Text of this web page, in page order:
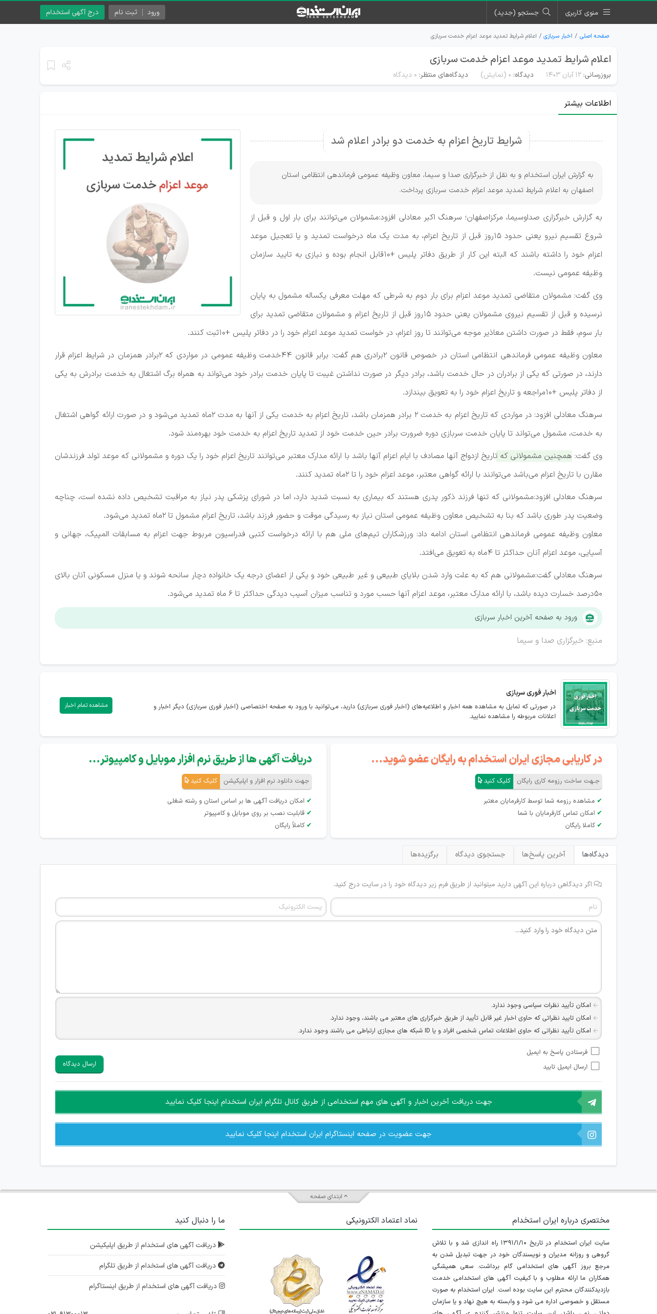
منوی کاربری جستجو (جدید) درج آگهی استخدام ورود ثبت نام
صفحه اصلی اخبار سربازی اعلام شرایط تمدید موعد اعزام خدمت سربازی
اعلام شرایط تمدید موعد اعزام خدمت سربازی
بروزرسانی: ۱۲ آبان ۱۴۰۳ دیدگاه: 0 (نمایش) دیدگاه‌های منتظر: ۰ دیدگاه
اطلاعات بیشتر
شرایط تاریخ اعزام به خدمت دو برادر اعلام شد
به گزارش ایران استخدام و به نقل از خبرگزاری صدا و سیما، معاون وظیفه عمومی فرماندهی انتظامی استان
اصفهان به اعلام شرایط تمدید موعد اعزام خدمت سربازی پرداخت.
به گزارش خبرگزاری صداوسیما، مرکزاصفهان؛ سرهنگ اکبر معادلی افزود:مشمولان می‌توانند برای بار اول و قبل از
شروع تقسیم نیرو یعنی حدود ۱۵روز قبل از تاریخ اعزام، به مدت یک ماه درخواست تمدید و یا تعجیل موعد
اعزام خود را داشته باشند که البته این کار از طریق دفاتر پلیس +۱۰قابل انجام بوده و نیازی به تایید سازمان
وظیفه عمومی نیست.
وی گفت: مشمولان متقاضی تمدید موعد اعزام برای بار دوم به شرطی که مهلت معرفی یکساله مشمول به پایان
نرسیده و قبل از تقسیم نیروی مشمولان یعنی حدود ۱۵روز قبل از تاریخ اعزام و مشمولان متقاضی تمدید برای
بار سوم، فقط در صورت داشتن معاذیر موجه می‌توانند تا روز اعزام، در خواست تمدید موعد اعزام خود را در دفاتر پلیس +۱۰ثبت کنند.
معاون وظیفه عمومی فرماندهی انتظامی استان در خصوص قانون ۲برادری هم گفت: برابر قانون ۴۴خدمت وظیفه عمومی در مواردی که ۲برادر همزمان در شرایط اعزام قرار
دارند، در صورتی که یکی از برادران در حال خدمت باشد، برادر دیگر در صورت نداشتن غیبت تا پایان خدمت برادر خود می‌تواند به همراه برگ اشتغال به خدمت برادرش به یکی
از دفاتر پلیس +۱۰مراجعه و تاریخ اعزام خود را به تعویق بیندازد.
سرهنگ معادلی افزود: در مواردی که تاریخ اعزام به خدمت ۲ برادر همزمان باشد، تاریخ اعزام به خدمت یکی از آنها به مدت ۲ماه تمدید می‌شود و در صورت ارائه گواهی اشتغال
به خدمت، مشمول می‌تواند تا پایان خدمت سربازی دوره ضرورت برادر حین خدمت خود از تمدید تاریخ اعزام به خدمت خود بهره‌مند شود.
وی گفت: همچنین مشمولانی که تاریخ ازدواج آنها مصادف با ایام اعزام آنها باشد با ارائه مدارک معتبر می‌توانند تاریخ اعزام خود را یک دوره و مشمولانی که موعد تولد فرزندشان
مقارن با تاریخ اعزام می‌باشد می‌توانند با ارائه گواهی معتبر، موعد اعزام خود را تا ۲ماه تمدید کنند.
سرهنگ معادلی افزود:مشمولانی که تنها فرزند ذکور پدری هستند که بیماری به نسبت شدید دارد، اما در شورای پزشکی پدر نیاز به مراقبت تشخیص داده نشده است، چناچه
وضعیت پدر طوری باشد که بنا به تشخیص معاون وظیفه عمومی استان نیاز به رسیدگی موقت و حضور فرزند باشد، تاریخ اعزام مشمول تا ۲ماه تمدید می‌شود.
معاون وظیفه عمومی فرماندهی انتظامی استان ادامه داد: ورزشکاران تیم‌های ملی هم با ارائه درخواست کتبی فدراسیون مربوط جهت اعزام به مسابقات المپیک، جهانی و
آسیایی، موعد اعزام آنان حداکثر تا ۴ماه به تعویق می‌افتد.
سرهنگ معادلی گفت:مشمولانی هم که به علت وارد شدن بلایای طبیعی و غیر طبیعی خود و یکی از اعضای درجه یک خانواده دچار سانحه شوند و یا منزل مسکونی آنان بالای
۵۰درصد خسارت دیده باشد، با ارائه مدارک معتبر، موعد اعزام آنها حسب مورد و تناسب میزان آسیب دیدگی حداکثر تا 6 ماه تمدید می‌شود.
ورود به صفحه آخرین اخبار سربازی
منبع: خبرگزاری صدا و سیما
اخبار فوری سربازی
در صورتی که تمایل به مشاهده همه اخبار و اطلاعیه‌های (اخبار فوری سربازی) دارید، می‌توانید با ورود به صفحه اختصاصی (اخبار فوری سربازی) دیگر اخبار و
اعلانات مربوطه را مشاهده نمایید.
مشاهده تمام اخبار
در کاریابی مجازی ایران استخدام به رایگان عضو شوید...
جـهت ساخت رزومه کاری رایگان کلیک کنید
✔ مشاهده رزومه شما توسط کارفرمایان معتبر
✔ امکان تماس کارفرمایان با شما
✔ کاملا رایگان
دریافت آگهی ها از طریق نرم افزار موبایل و کامپیوتر...
جهت دانلود نرم افزار و اپلیکیشن کلیک کنید
✔ امکان دریافت آگهی ها بر اساس استان و رشته شغلی
✔ قابلیت نصب بر روی موبایل و کامپیوتر
✔ کاملاً رایگان
دیدگاه‌ها آخرین پاسخ‌ها جستجوی دیدگاه برگزیده‌ها
اگر دیدگاهی درباره این آگهی دارید میتوانید از طریق فرم زیر دیدگاه خود را در سایت درج کنید.
امکان تأیید نظرات سیاسی وجود ندارد.
امکان تایید نظراتی که حاوی اخبار غیر قابل تأیید از طریق خبرگزاری های معتبر می باشند، وجود ندارد.
امکان تأیید نظراتی که حاوی اطلاعات تماس شخصی افراد و یا ID شبکه های مجازی ارتباطی می باشند وجود ندارد.
هرگونه تحریک، تحقیر و کنایه به سایر افراد (مسئول و غیر مسئول) غیر مجاز می باشد.
امکان هماهنگی برای هرگونه ملاقات حضوری چه به صورت دسته جمعی و چه فردی توسط کاربران سایت وجود ندارد.
فرستادن پاسخ به ایمیل
ارسال ایمیل تایید
ارسال دیدگاه
جهت دریافت آخرین اخبار و آگهی های مهم استخدامی از طریق کانال تلگرام ایران استخدام اینجا کلیک نمایید
جهت عضویت در صفحه اینستاگرام ایران استخدام اینجا کلیک نمایید
ابتدای صفحه
مختصری درباره ایران استخدام
سایت ایران استخدام در تاریخ ۱۳۹۱/۱/۱۰ راه اندازی شد و با تلاش
گروهی و روزانه مدیران و نویسندگان خود در جهت تبدیل شدن به
مرجع بروز آگهی های استخدامی گام برداشت. سعی همیشگی
همکاران ما ارائه مطلوب و با کیفیت آگهی های استخدامی خدمت
بازدیدکنندگان محترم این سایت بوده است. ایران استخدام به صورت
مستقل و خصوصی اداره می شود و وابسته به هیچ نهاد و یا سازمان
نماد اعتماد الکترونیکی ما را دنبال کنید
دریافت آگهی های استخدام از طریق اپلیکیشن
دریافت آگهی های استخدام از طریق تلگرام
دریافت آگهی های استخدام از طریق اینستاگرام